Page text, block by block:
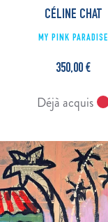
CÉLINE CHAT
MY PINK PARADISE
350,00€
Déjà acquis